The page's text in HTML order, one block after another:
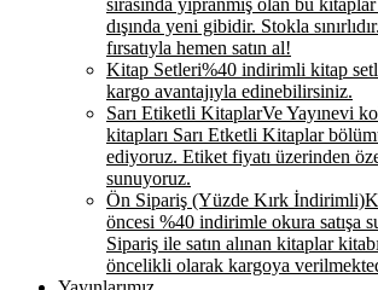
sırasında yıpranmış olan bu
dışında yeni gibidir. Stokla
fırsatıyla hemen satın al!
Kitap Setleri%40 indirimli kitap
kargo avantajıyla edinebilirsiniz.
Sarı Etiketli KitaplarVe Yayınevi
kitapları Sarı Etketli Kitaplar
ediyoruz. Etiket fiyatı üzerinden
sunuyoruz.
Ön Sipariş (Yüzde Kırk İndirimli)
öncesi %40 indirimle okura satışa
Sipariş ile satın alınan kitaplar
öncelikli olarak kargoya